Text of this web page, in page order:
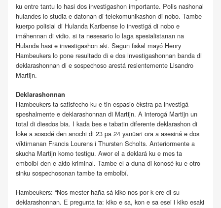
ku entre tantu lo hasi dos investigashon importante. Polis nashonal
hulandes lo studia e datonan di telekomunikashon di nobo. Tambe
kuerpo polisial di Hulanda Karibense lo investigá di nobo e
imáhennan di vidio. si ta nesesario lo laga spesialistanan na
Hulanda hasi e investigashon aki. Segun fiskal mayó Henry
Hambeukers lo pone resultado di e dos investigashonnan banda di
deklarashonnan di e sospechoso arestá resientemente Lisandro
Martijn.
Deklarashonnan
Hambeukers ta satisfecho ku e tin espasio èkstra pa investigá
speshalmente e deklarashonnan di Martijn. A interogá Martijn un
total di diesdos bia. I kada bes e tabatin diferente deklarashon di
loke a sosodé den anochi di 23 pa 24 yanüari ora a asesiná e dos
víktimanan Francis Lourens i Thursten Scholts. Anteriormente a
skucha Martijn komo testigu. Awor el a deklará ku e mes ta
embolbí den e akto kriminal. Tambe el a duna di konosé ku e otro
sinku sospechosonan tambe ta embolbí.
Hambeukers: “Nos mester haña sá kiko nos por k ere di su
deklarashonnan. E pregunta ta: kiko e sa, kon e sa esei i kiko esaki